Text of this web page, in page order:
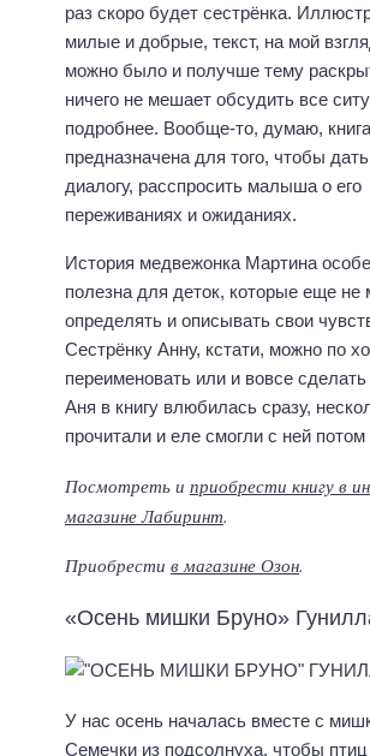
раз скоро будет сестрёнка.
милые и добрые, текст, на мой
можно было и получше тему
ничего не мешает обсудить все
подробнее. Вообще-то, думаю,
предназначена для того, чтобы
диалогу, расспросить малыша о его
переживаниях и ожиданиях.
История медвежонка Мартина
полезна для деток, которые еще не
определять и описывать свои
Сестрёнку Анну, кстати, можно по
переименовать или и вовсе
Аня в книгу влюбилась сразу,
прочитали и еле смогли с ней потом
Посмотреть и приобрести книгу в
магазине Лабиринт.
Приобрести в магазине Озон.
«Осень мишки Бруно»
У нас осень началась вместе с
Семечки из подсолнуха, чтобы